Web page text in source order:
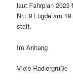
laut Fahrplan 2023
Nr.: 9 Lügde am
statt.
Im Anhang
Viele Radlergrüße